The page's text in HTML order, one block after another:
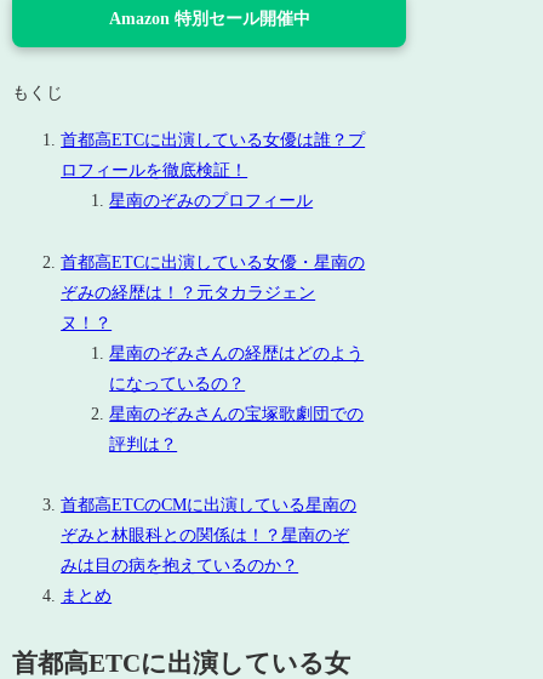
Amazon 特別セール開催中
もくじ
首都高ETCに出演している女優は誰？プ
ロフィールを徹底検証！
星南のぞみのプロフィール
首都高ETCに出演している女優・星南の
ぞみの経歴は！？元タカラジェン
ヌ！？
星南のぞみさんの経歴はどのよう
になっているの？
星南のぞみさんの宝塚歌劇団での
評判は？
首都高ETCのCMに出演している星南の
ぞみと林眼科との関係は！？星南のぞ
みは目の病を抱えているのか？
まとめ
首都高ETCに出演している女